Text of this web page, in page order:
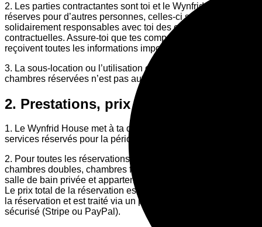
2. Les parties contractantes sont toi et le Wynfrid House. Si tu
réserves pour d’autres personnes, celles-ci sont
solidairement responsables avec toi des obligations
contractuelles. Assure-toi que tes compagnons de voyage
reçoivent toutes les informations importantes.
3. La sous-location ou l’utilisation commerciale des
chambres réservées n’est pas autorisée.
2. Prestations, prix et paiement
1. Le Wynfrid House met à ta disposition les chambres et
services réservés pour la période convenue.
2. Pour toutes les réservations de chambres individuelles,
chambres doubles, chambres familiales, chambres avec
salle de bain privée et appartements :
Le prix total de la réservation est dû immédiatement lors de
la réservation et est traité via un prestataire de paiement
sécurisé (Stripe ou PayPal).